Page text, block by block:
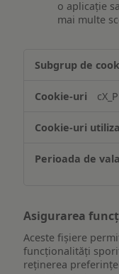
o aplicație
mai multe
și/sau
informațiilor
pe
dispozitiv
cX_P
Asigurarea
Aceste fișiere
funcționalități
reţinerea